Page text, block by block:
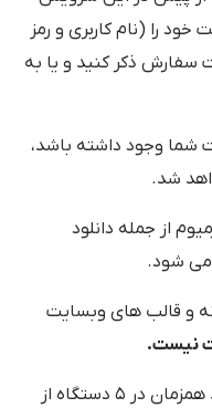
را (نام کاربری و رمز
ذکر کنید و یا به
شما وجود داشته باشد،
شد.
از جمله دانلود
می شود.
و قالب های وبسایت
نیست.
✔ در اکانت اختصاصی شما می توانید همزمان در ۵ دستگاه از